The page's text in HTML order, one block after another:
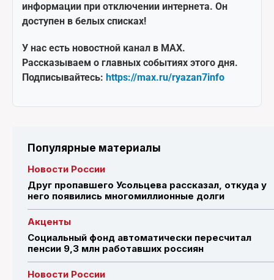
информации при отключении интернета. Он
доступен в белых списках!
У нас есть новостной канал в MAX.
Рассказываем о главных событиях этого дня.
Подписывайтесь: https://max.ru/ryazan7info
Популярные материалы
Новости России
Друг пропавшего Усольцева рассказал, откуда у
него появились многомиллионные долги
Акценты
Социальный фонд автоматически пересчитал
пенсии 9,3 млн работавших россиян
Новости России